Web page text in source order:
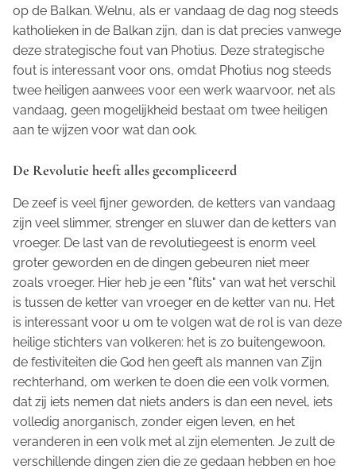
op de Balkan. Welnu, als er vandaag de dag nog steeds
katholieken in de Balkan zijn, dan is dat precies vanwege
deze strategische fout van Photius. Deze strategische
fout is interessant voor ons, omdat Photius nog steeds
twee heiligen aanwees voor een werk waarvoor, net als
vandaag, geen mogelijkheid bestaat om twee heiligen
aan te wijzen voor wat dan ook.
De Revolutie heeft alles gecompliceerd
De zeef is veel fijner geworden, de ketters van vandaag
zijn veel slimmer, strenger en sluwer dan de ketters van
vroeger. De last van de revolutiegeest is enorm veel
groter geworden en de dingen gebeuren niet meer
zoals vroeger. Hier heb je een "flits" van wat het verschil
is tussen de ketter van vroeger en de ketter van nu. Het
is interessant voor u om te volgen wat de rol is van deze
heilige stichters van volkeren: het is zo buitengewoon,
de festiviteiten die God hen geeft als mannen van Zijn
rechterhand, om werken te doen die een volk vormen,
dat zij iets nemen dat niets anders is dan een nevel, iets
volledig anorganisch, zonder eigen leven, en het
veranderen in een volk met al zijn elementen. Je zult de
verschillende dingen zien die ze gedaan hebben en hoe